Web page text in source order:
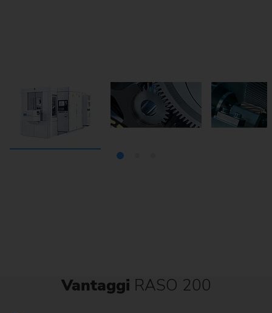
Vantaggi RASO 200